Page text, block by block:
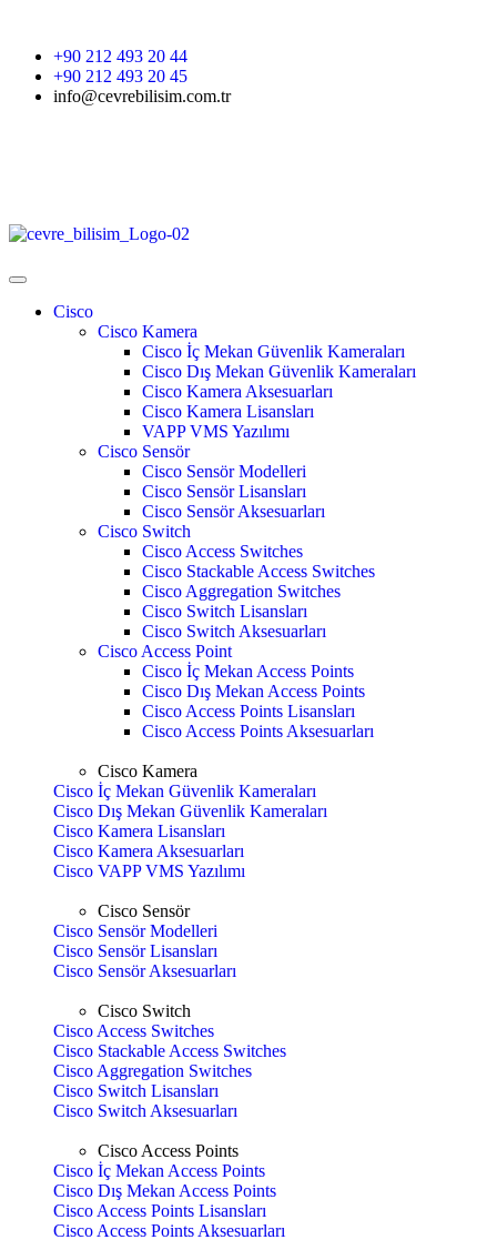
+90 212 493 20 44
+90 212 493 20 45
info@cevrebilisim.com.tr
Cisco
Cisco Kamera
Cisco İç Mekan Güvenlik Kameraları
Cisco Dış Mekan Güvenlik Kameraları
Cisco Kamera Aksesuarları
Cisco Kamera Lisansları
VAPP VMS Yazılımı
Cisco Sensör
Cisco Sensör Modelleri
Cisco Sensör Lisansları
Cisco Sensör Aksesuarları
Cisco Switch
Cisco Access Switches
Cisco Stackable Access Switches
Cisco Aggregation Switches
Cisco Switch Lisansları
Cisco Switch Aksesuarları
Cisco Access Point
Cisco İç Mekan Access Points
Cisco Dış Mekan Access Points
Cisco Access Points Lisansları
Cisco Access Points Aksesuarları
Cisco Kamera
Cisco İç Mekan Güvenlik Kameraları
Cisco Dış Mekan Güvenlik Kameraları
Cisco Kamera Lisansları
Cisco Kamera Aksesuarları
Cisco VAPP VMS Yazılımı
Cisco Sensör
Cisco Sensör Modelleri
Cisco Sensör Lisansları
Cisco Sensör Aksesuarları
Cisco Switch
Cisco Access Switches
Cisco Stackable Access Switches
Cisco Aggregation Switches
Cisco Switch Lisansları
Cisco Switch Aksesuarları
Cisco Access Points
Cisco İç Mekan Access Points
Cisco Dış Mekan Access Points
Cisco Access Points Lisansları
Cisco Access Points Aksesuarları